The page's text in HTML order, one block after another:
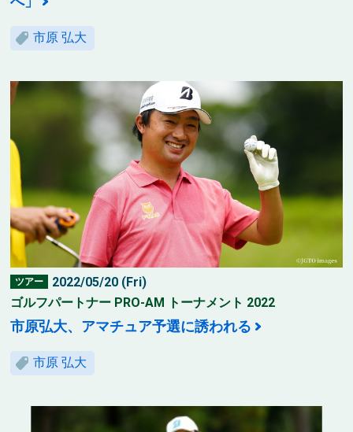
市原 弘大
ツアー
2022/05/20 (Fri)
ゴルフパートナー PRO-AM トーナメント 2022
市原弘大、アマチュア予選に誘われる
市原 弘大